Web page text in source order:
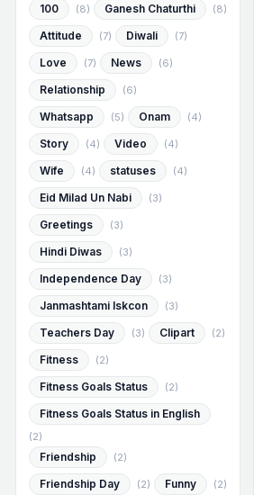
100 (8) Ganesh Chaturthi (8)
Attitude (7) Diwali (7)
Love (7) News (6)
Relationship (6)
Whatsapp (5) Onam (4)
Story (4) Video (4)
Wife (4) statuses (4)
Eid Milad Un Nabi (3)
Greetings (3)
Hindi Diwas (3)
Independence Day (3)
Janmashtami Iskcon (3)
Teachers Day (3) Clipart (2)
Fitness (2)
Fitness Goals Status (2)
Fitness Goals Status in English
(2)
Friendship (2)
Friendship Day (2) Funny (2)